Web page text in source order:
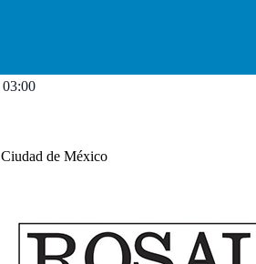
03:00
Ciudad de México